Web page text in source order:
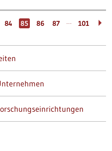
84 85 86 87 … 101